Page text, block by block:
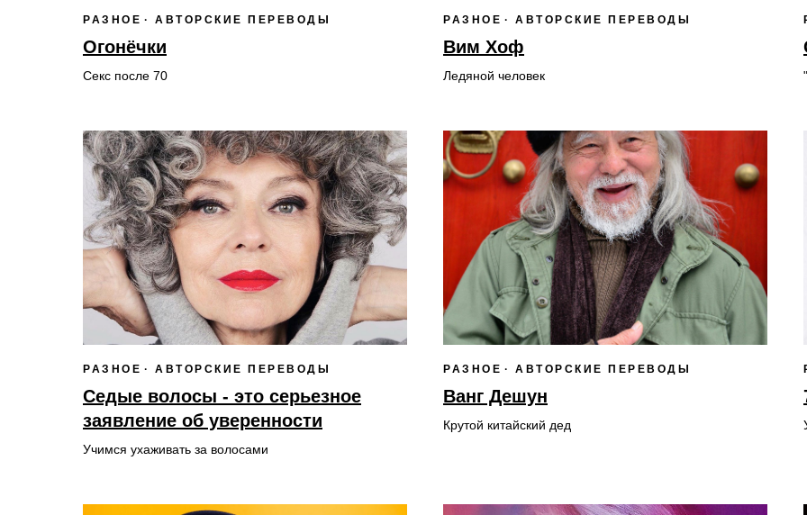
РАЗНОЕ АВТОРСКИЕ ПЕРЕВОДЫ
Огонёчки
Секс после 70
РАЗНОЕ АВТОРСКИЕ ПЕРЕВОДЫ
Вим Хоф
Ледяной человек
РАЗНОЕ АВТОРСКИЕ ПЕРЕВОДЫ
Cедые волосы - это серьезное
заявление об уверенности
Учимся ухаживать за волосами
РАЗНОЕ АВТОРСКИЕ ПЕРЕВОДЫ
Ванг Дешун
Крутой китайский дед